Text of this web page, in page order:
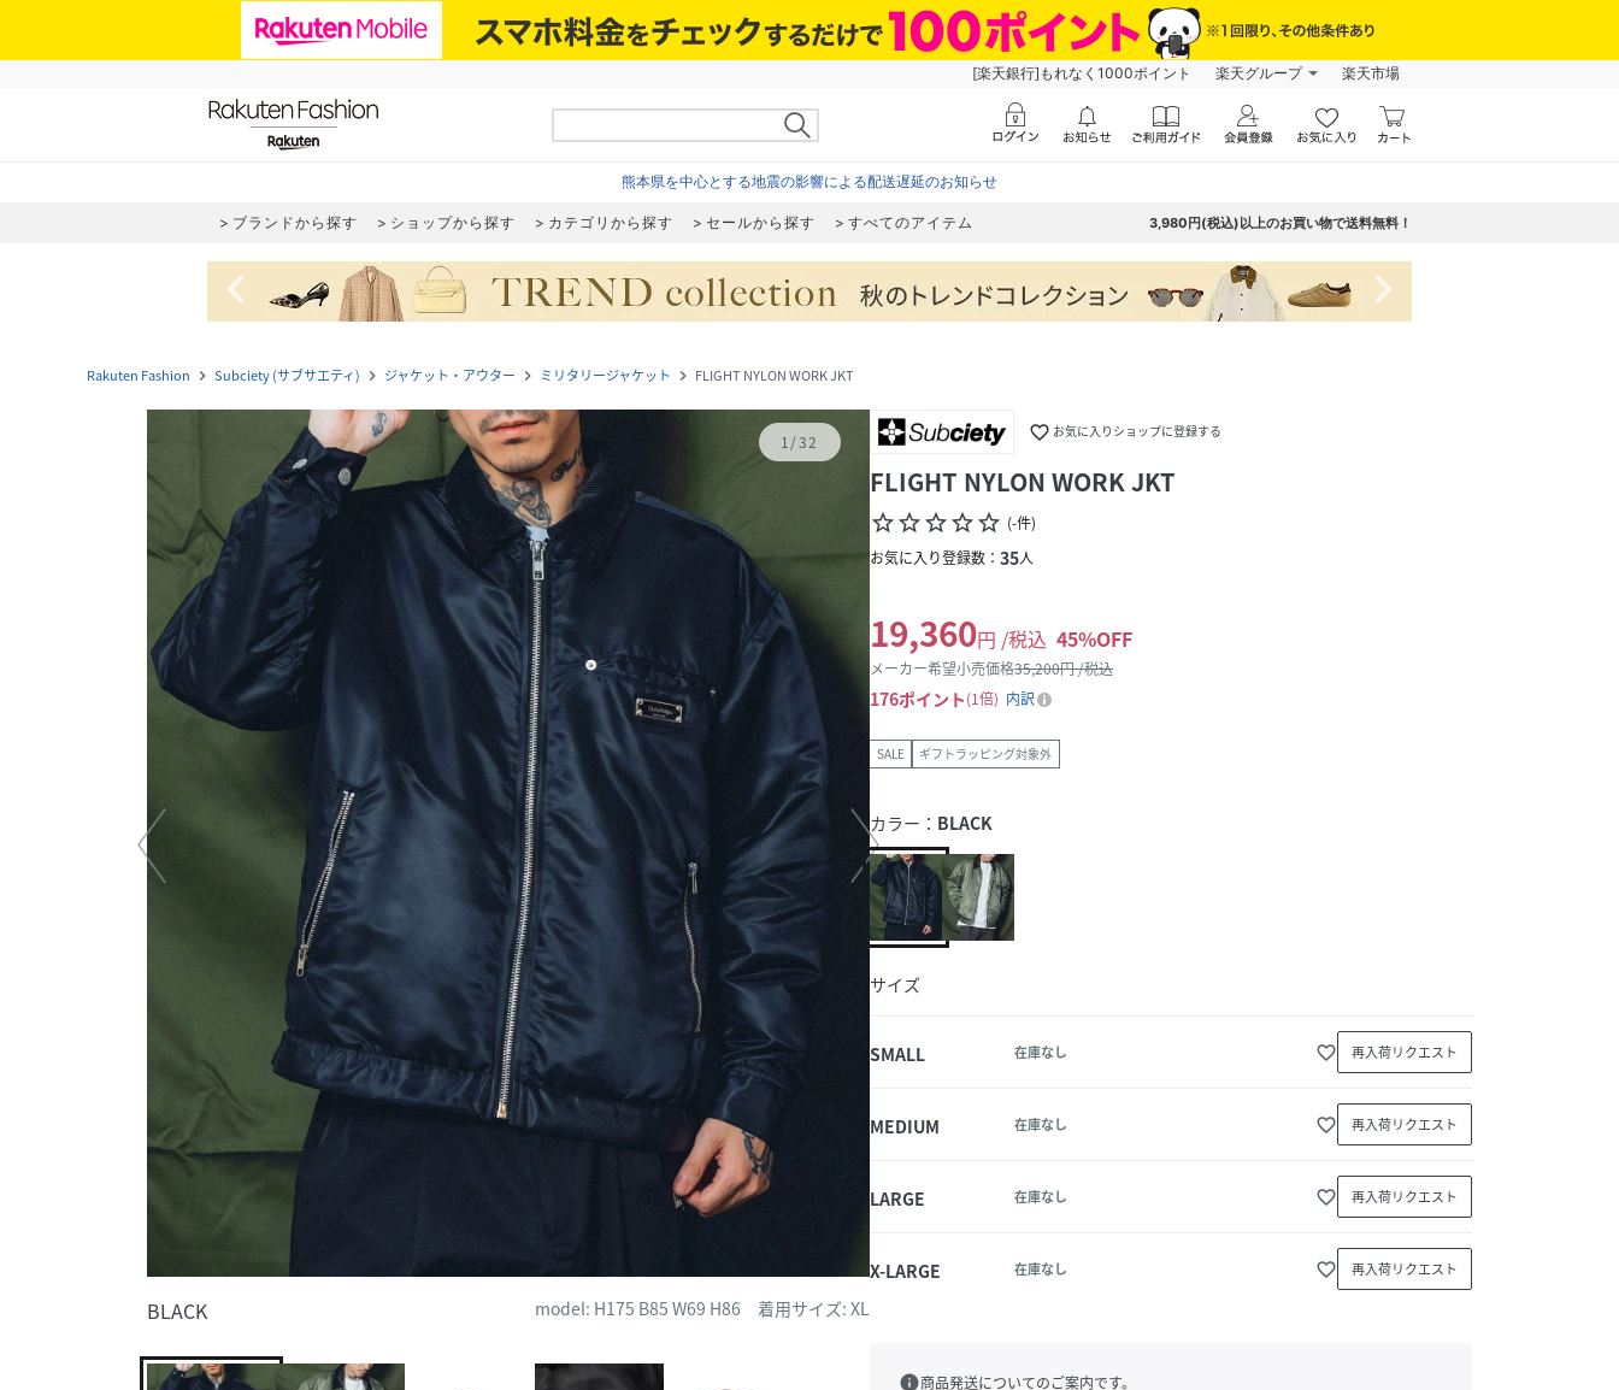
[楽天銀行]もれなく1000ポイント 楽天グループ 楽天市場
熊本県を中心とする地震の影響による配送遅延のお知らせ
ブランドから探す ショップから探す カテゴリから探す セールから探す すべてのアイテム 3,980円(税込)以上のお買い物で送料無料！
navigate_before navigate_next
Rakuten Fashion navigate_next Subciety (サブサエティ) navigate_next ジャケット・アウター navigate_next ミリタリージャケット navigate_next FLIGHT NYLON WORK JKT
1/32
BLACK model: H175 B85 W69 H86 着用サイズ: XL
favorite_border お気に入りショップに登録する
FLIGHT NYLON WORK JKT
star_borderstar_borderstar_borderstar_borderstar_border (-件)
お気に入り登録数： 35人
19,360円 /税込 45%OFF
メーカー希望小売価格35,200円 /税込
176ポイント 1倍 内訳
SALE ギフトラッピング対象外
カラー： BLACK
サイズ
SMALL 在庫なし favorite_border 再入荷リクエスト
MEDIUM 在庫なし favorite_border 再入荷リクエスト
LARGE 在庫なし favorite_border 再入荷リクエスト
X-LARGE 在庫なし favorite_border 再入荷リクエスト
info商品発送についてのご案内です。